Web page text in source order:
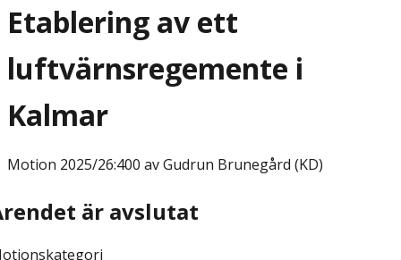
Etablering av ett
luftvärnsregemente i
Kalmar
Motion 2025/26:400 av Gudrun Brunegård (KD)
är avslutat